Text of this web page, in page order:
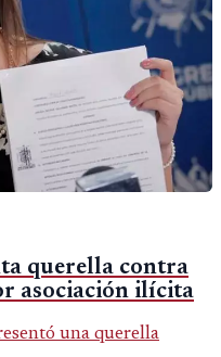
querella contra
asociación ilícita
una querella